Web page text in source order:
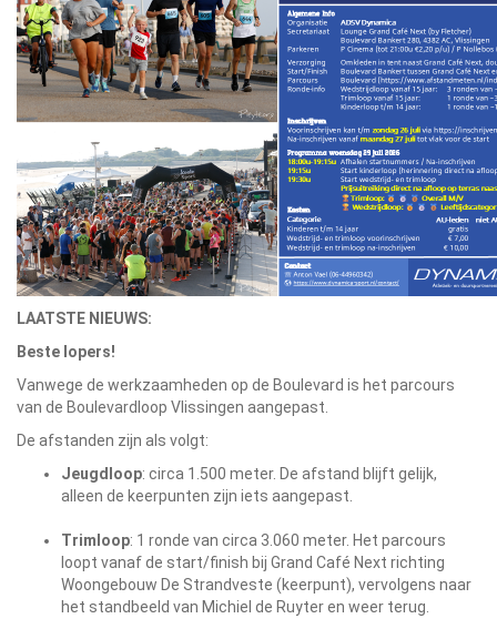
LAATSTE NIEUWS:
Beste lopers!
Vanwege de werkzaamheden op de Boulevard is het parcours
van de Boulevardloop Vlissingen aangepast.
De afstanden zijn als volgt:
Jeugdloop: circa 1.500 meter. De afstand blijft gelijk,
alleen de keerpunten zijn iets aangepast.
Trimloop: 1 ronde van circa 3.060 meter. Het parcours
loopt vanaf de start/finish bij Grand Café Next richting
Woongebouw De Strandveste (keerpunt), vervolgens naar
het standbeeld van Michiel de Ruyter en weer terug.